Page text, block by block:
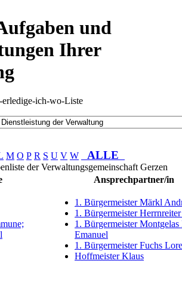
und
Ihrer
ich-wo-Liste
M O P R S U V W ALLE
der Verwaltungsgemeinschaft Gerzen
Ansprechpartner/in
1. Bürgermeister Märkl
1. Bürgermeister Herrnreiter
1. Bürgermeister
Emanuel
1. Bürgermeister Fuchs
Hoffmeister Klaus